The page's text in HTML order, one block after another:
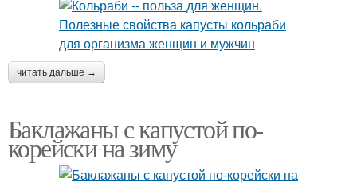
читать дальше →
Баклажаны с капустой по-
корейски на зиму